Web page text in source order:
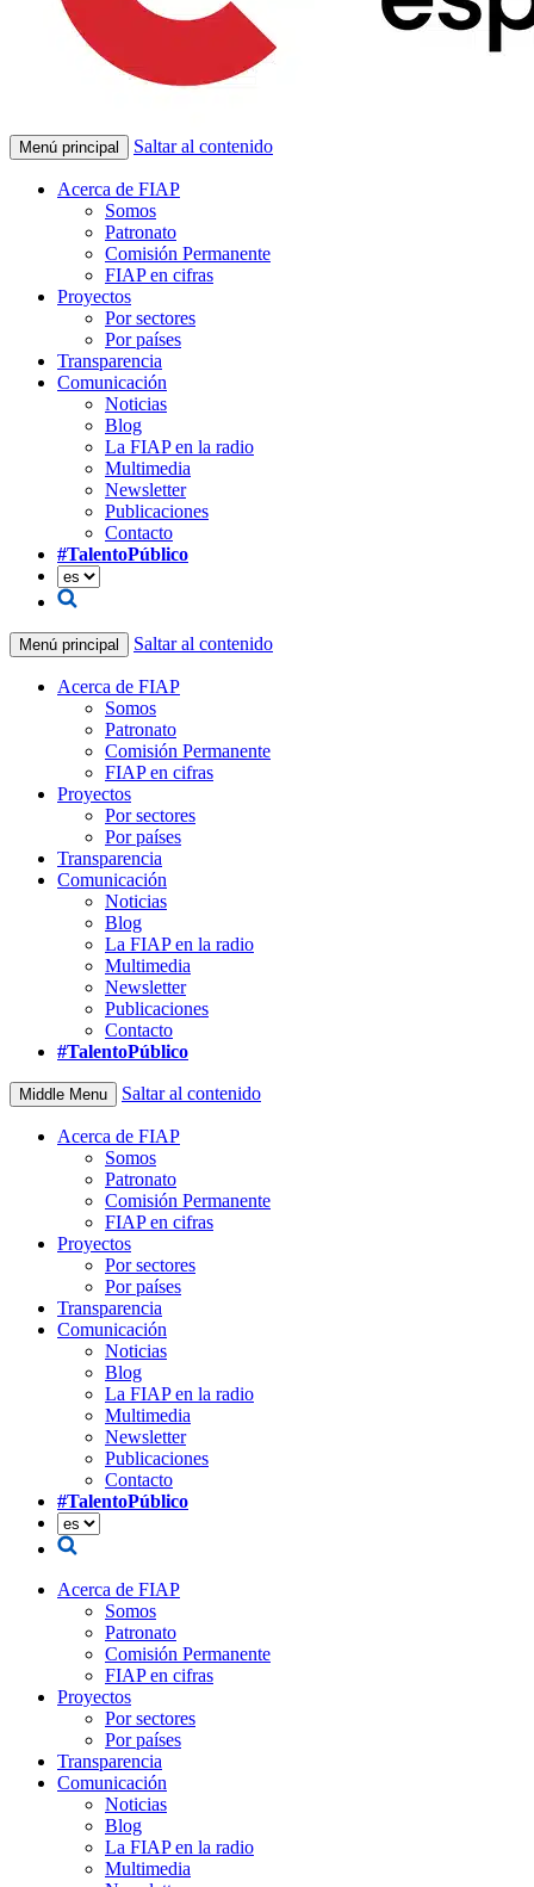
Menú principal Saltar al contenido
Acerca de FIAP
Somos
Patronato
Comisión Permanente
FIAP en cifras
Proyectos
Por sectores
Por países
Transparencia
Comunicación
Noticias
Blog
La FIAP en la radio
Multimedia
Newsletter
Publicaciones
Contacto
#TalentoPúblico
Menú principal Saltar al contenido
Acerca de FIAP
Somos
Patronato
Comisión Permanente
FIAP en cifras
Proyectos
Por sectores
Por países
Transparencia
Comunicación
Noticias
Blog
La FIAP en la radio
Multimedia
Newsletter
Publicaciones
Contacto
#TalentoPúblico
Middle Menu Saltar al contenido
Acerca de FIAP
Somos
Patronato
Comisión Permanente
FIAP en cifras
Proyectos
Por sectores
Por países
Transparencia
Comunicación
Noticias
Blog
La FIAP en la radio
Multimedia
Newsletter
Publicaciones
Contacto
#TalentoPúblico
Acerca de FIAP
Somos
Patronato
Comisión Permanente
FIAP en cifras
Proyectos
Por sectores
Por países
Transparencia
Comunicación
Noticias
Blog
La FIAP en la radio
Multimedia